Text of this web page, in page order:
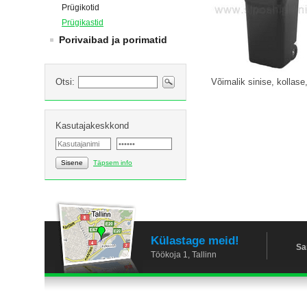
Prügikotid
Prügikastid
Porivaibad ja porimatid
Otsi:
Kasutajakeskkond
Sisene Täpsem info
Võimalik sinise,
Külastage meid!
Töökoja 1, Tallinn